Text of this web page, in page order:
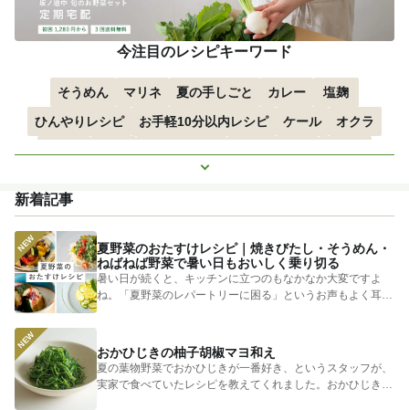
今注目のレシピキーワード
そうめん マリネ 夏の手しごと カレー
塩麹
ひんやりレシピ
お手軽10分以内レシピ ケール
オクラ
もっと見る
新着記事
夏野菜のおたすけレシピ｜焼きびたし・そうめん・
ねばねば野菜で暑い日もおいしく乗り切る
暑い日が続くと、キッチンに立つのもなかなか大変ですよ
ね。「夏野菜のレパートリーに困る」というお声もよく耳に
します。 そ...
おかひじきの柚子胡椒マヨ和え
夏の葉物野菜でおかひじきが一番好き、というスタッフが、
実家で食べていたレシピを教えてくれました。おかひじきの